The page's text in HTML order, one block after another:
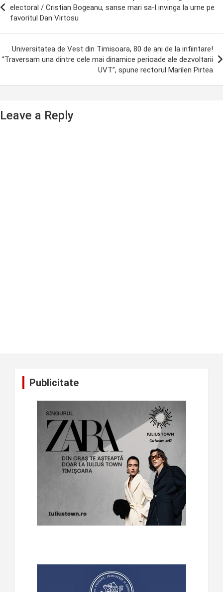
electoral / Cristian Bogeanu, sanse mari sa-l invinga la urne pe
favoritul Dan Virtosu
Universitatea de Vest din Timisoara, 80 de ani de la infiintare!
“Traversam una dintre cele mai dinamice perioade ale dezvoltarii
UVT”, spune rectorul Marilen Pirtea
Leave a Reply
Publicitate